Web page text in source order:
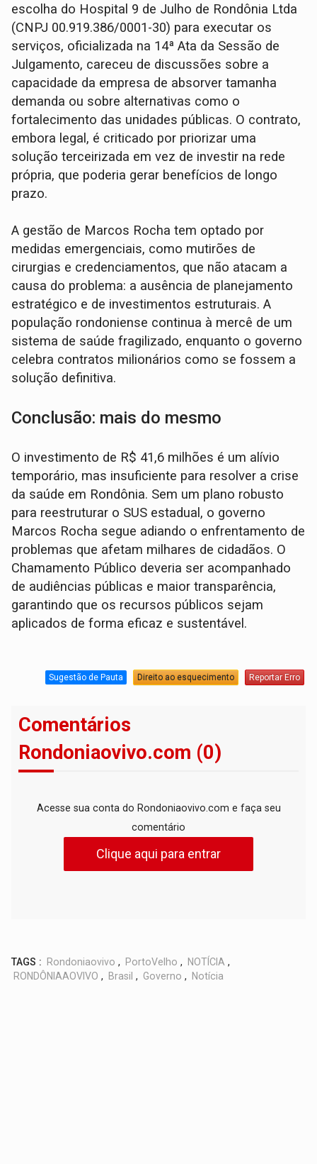
escolha do Hospital 9 de Julho de Rondônia Ltda
(CNPJ 00.919.386/0001-30) para executar os
serviços, oficializada na 14ª Ata da Sessão de
Julgamento, careceu de discussões sobre a
capacidade da empresa de absorver tamanha
demanda ou sobre alternativas como o
fortalecimento das unidades públicas. O contrato,
embora legal, é criticado por priorizar uma
solução terceirizada em vez de investir na rede
própria, que poderia gerar benefícios de longo
prazo.
A gestão de Marcos Rocha tem optado por
medidas emergenciais, como mutirões de
cirurgias e credenciamentos, que não atacam a
causa do problema: a ausência de planejamento
estratégico e de investimentos estruturais. A
população rondoniense continua à mercê de um
sistema de saúde fragilizado, enquanto o governo
celebra contratos milionários como se fossem a
solução definitiva.
Conclusão: mais do mesmo
O investimento de R$ 41,6 milhões é um alívio
temporário, mas insuficiente para resolver a crise
da saúde em Rondônia. Sem um plano robusto
para reestruturar o SUS estadual, o governo
Marcos Rocha segue adiando o enfrentamento de
problemas que afetam milhares de cidadãos. O
Chamamento Público deveria ser acompanhado
de audiências públicas e maior transparência,
garantindo que os recursos públicos sejam
aplicados de forma eficaz e sustentável.
Sugestão de Pauta Direito ao esquecimento Reportar Erro
Comentários
Rondoniaovivo.com (0)
Acesse sua conta do Rondoniaovivo.com e faça seu
comentário
Clique aqui para entrar
TAGS : Rondoniaovivo , PortoVelho , NOTÍCIA ,
RONDÔNIAAOVIVO , Brasil , Governo , Notícia